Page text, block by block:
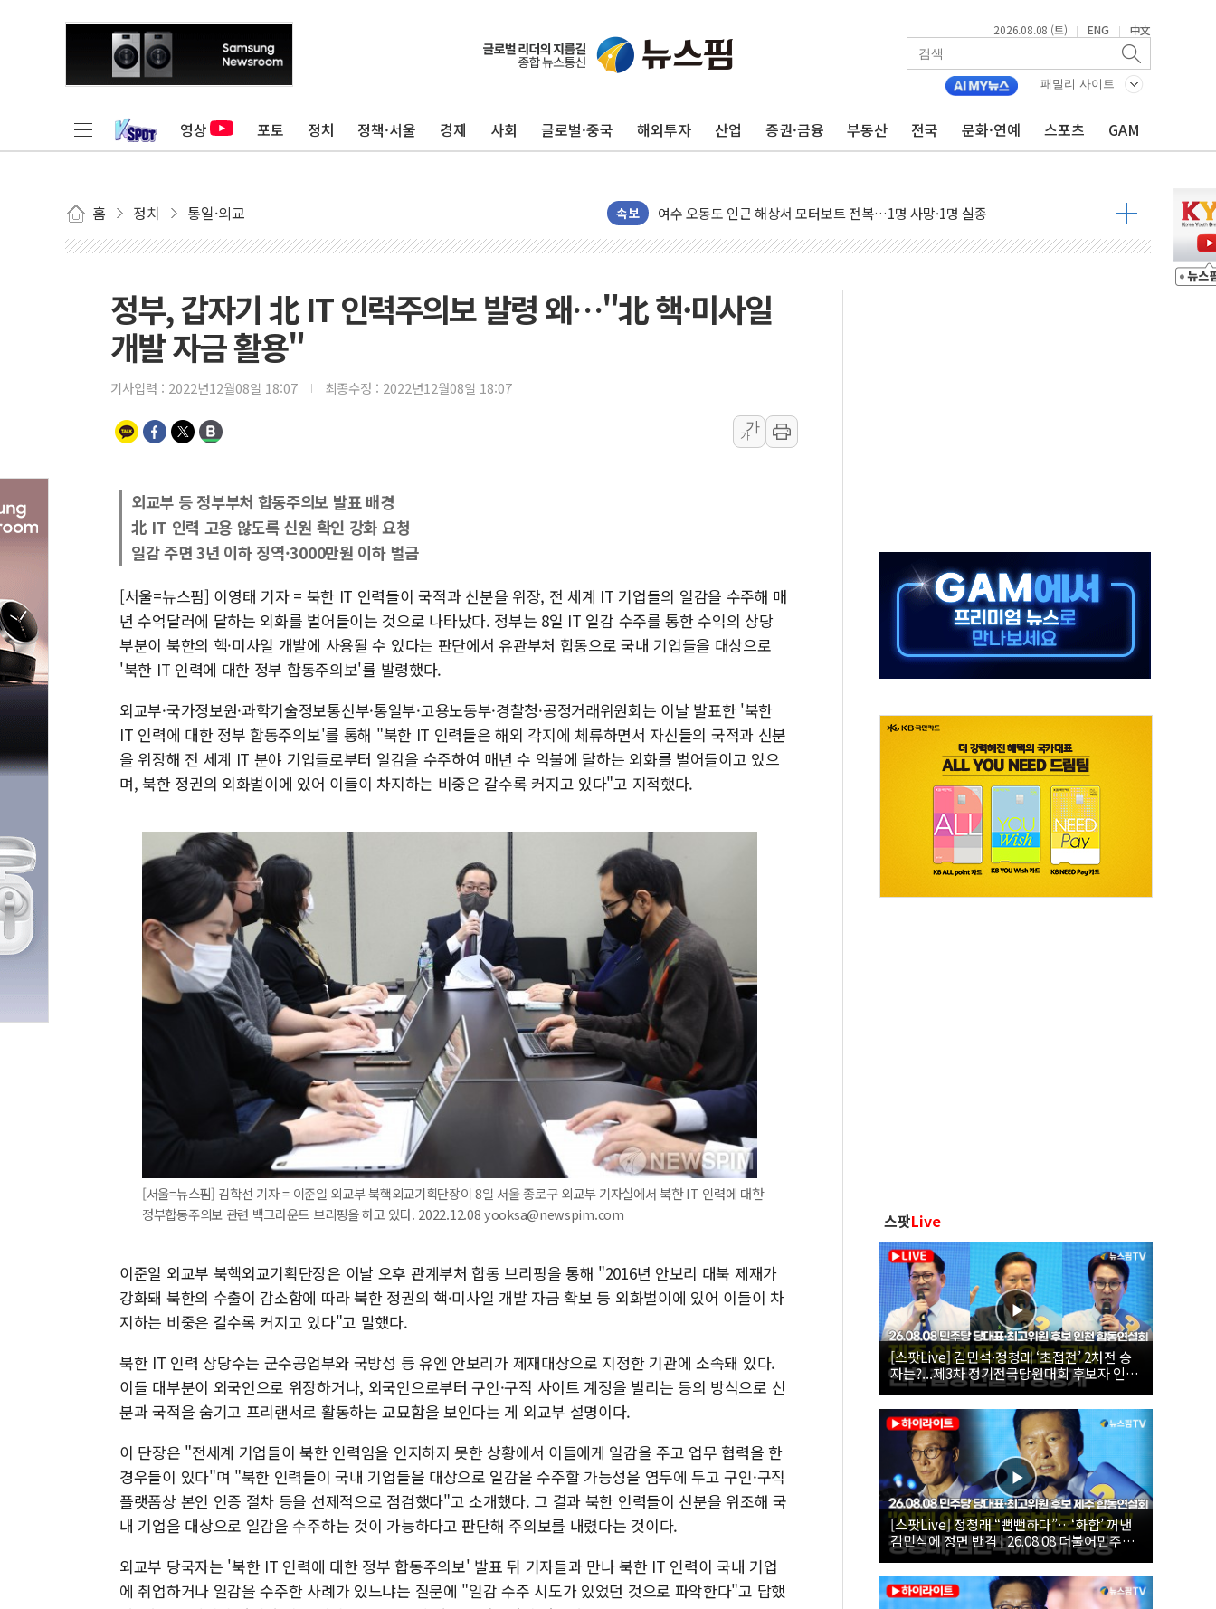
2026.08.08 (토) | ENG | 中文
패밀리 사이트
영상 포토 정치 정책·서울 경제 사회 글로벌·중국 해외투자 산업 증권·금융 부동산 전국 문화·연예 스포츠 GAM
홈 정치 통일·외교 속보
[속보] 민주, 제주 경선 결과 발표...김민석 52.64% 정청래 39.89% 송영길 7.47%
이번주 국내 주요 금융일정(8.10~8.14)
美, 이란전 출구전략 만지작…공습 한계·탄약 부족 현실화
폐기물 수거하다 참변…60대 환경미화원 수거차에 치여 사망
서울 중랑구 주택가서 흉기 난동…60대 남성 2명 숨져
여수 오동도 인근 해상서 모터보트 전복…1명 사망·1명 실종
추미애, '위안부' 피해자 기림의 날 참석..."국제적 시민 연대로 목소리 내야"
인천서 말다툼 중 어머니 흉기 살해 10대 아들 체포
'화합' 꺼낸 김민석에 '뻔뻔' 받아친 정청래…제주 연설서 신경전 고조
中 전방위 아파트 부양, 수도 베이징도 부동산 규제 철폐
인제 용대리 계곡서 수위 상승으로 피서객 7명 고립…전원 구조
정부, 갑자기 北 IT 인력주의보 발령 왜…"北 핵·미사일
개발 자금 활용"
기사입력 : 2022년12월08일 18:07 최종수정 : 2022년12월08일 18:07
가
가
외교부 등 정부부처 합동주의보 발표 배경
北 IT 인력 고용 않도록 신원 확인 강화 요청
일감 주면 3년 이하 징역·3000만원 이하 벌금
[서울=뉴스핌] 이영태 기자 = 북한 IT 인력들이 국적과 신분을 위장, 전 세계 IT 기업들의 일감을 수주해 매
년 수억달러에 달하는 외화를 벌어들이는 것으로 나타났다. 정부는 8일 IT 일감 수주를 통한 수익의 상당
부분이 북한의 핵·미사일 개발에 사용될 수 있다는 판단에서 유관부처 합동으로 국내 기업들을 대상으로
'북한 IT 인력에 대한 정부 합동주의보'를 발령했다.
외교부·국가정보원·과학기술정보통신부·통일부·고용노동부·경찰청·공정거래위원회는 이날 발표한 '북한
IT 인력에 대한 정부 합동주의보'를 통해 "북한 IT 인력들은 해외 각지에 체류하면서 자신들의 국적과 신분
을 위장해 전 세계 IT 분야 기업들로부터 일감을 수주하여 매년 수 억불에 달하는 외화를 벌어들이고 있으
며, 북한 정권의 외화벌이에 있어 이들이 차지하는 비중은 갈수록 커지고 있다"고 지적했다.
[서울=뉴스핌] 김학선 기자 = 이준일 외교부 북핵외교기획단장이 8일 서울 종로구 외교부 기자실에서 북한 IT 인력에 대한
정부합동주의보 관련 백그라운드 브리핑을 하고 있다. 2022.12.08 yooksa@newspim.com
이준일 외교부 북핵외교기획단장은 이날 오후 관계부처 합동 브리핑을 통해 "2016년 안보리 대북 제재가
강화돼 북한의 수출이 감소함에 따라 북한 정권의 핵·미사일 개발 자금 확보 등 외화벌이에 있어 이들이 차
지하는 비중은 갈수록 커지고 있다"고 말했다.
북한 IT 인력 상당수는 군수공업부와 국방성 등 유엔 안보리가 제재대상으로 지정한 기관에 소속돼 있다.
이들 대부분이 외국인으로 위장하거나, 외국인으로부터 구인·구직 사이트 계정을 빌리는 등의 방식으로 신
분과 국적을 숨기고 프리랜서로 활동하는 교묘함을 보인다는 게 외교부 설명이다.
이 단장은 "전세계 기업들이 북한 인력임을 인지하지 못한 상황에서 이들에게 일감을 주고 업무 협력을 한
경우들이 있다"며 "북한 인력들이 국내 기업들을 대상으로 일감을 수주할 가능성을 염두에 두고 구인·구직
플랫폼상 본인 인증 절차 등을 선제적으로 점검했다"고 소개했다. 그 결과 북한 인력들이 신분을 위조해 국
내 기업을 대상으로 일감을 수주하는 것이 가능하다고 판단해 주의보를 내렸다는 것이다.
외교부 당국자는 '북한 IT 인력에 대한 정부 합동주의보' 발표 뒤 기자들과 만나 북한 IT 인력이 국내 기업
에 취업하거나 일감을 수주한 사례가 있느냐는 질문에 "일감 수주 시도가 있었던 것으로 파악한다"고 답했
스팟Live
[스팟Live] 김민석·정청래 ‘초접전’ 2차전 승
자는?...제3차 정기전국당원대회 후보자 인천
합동연설회 생중계 | 26.08.08
[스팟Live] 정청래 “뻔뻔하다”…‘화합’ 꺼낸
김민석에 정면 반격 | 26.08.08 더불어민주당
당대표·최고위원 후보 제주 합동연설회